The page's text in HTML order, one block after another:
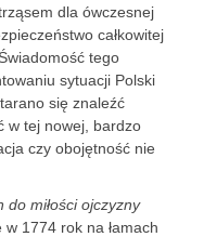
dla ówczesnej
całkowitej
tego
sytuacji Polski
się znaleźć
w tej nowej, bardzo
czy obojętność nie
do miłości ojczyzny
1774 rok na łamach